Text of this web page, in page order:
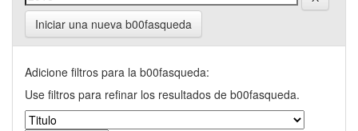
Iniciar una nueva b00fasqueda
Adicione filtros para la b00fasqueda:
Use filtros para refinar los resultados de b00fasqueda.